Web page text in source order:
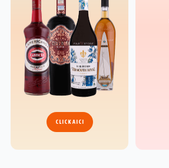
CLICK AICI